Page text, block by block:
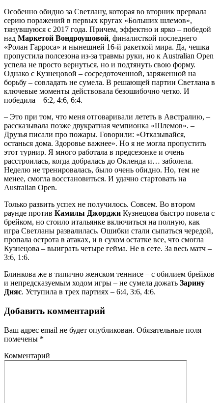
Особенно обидно за Светлану, которая во вторник прервала
серию поражений в первых кругах «Больших шлемов»,
тянувшуюся с 2017 года. Причем, эффектно и ярко – победой
над Маркетой Вондроушовой, финалисткой последнего
«Ролан Гарроса» и нынешней 16-й ракеткой мира. Да, чешка
пропустила полсезона из-за травмы руки, но к Australian Open
успела не просто вернуться, но и подтянуть свою форму.
Однако с Кузнецовой – сосредоточенной, заряженной на
борьбу – совладать не сумела. В решающей партии Светлана в
ключевые моменты действовала безошибочно четко. И
победила – 6:2, 4:6, 6:4.
– Это при том, что меня отговаривали лететь в Австралию, –
рассказывала позже двукратная чемпионка «Шлемов». –
Друзья писали про пожары. Говорили: «Отказывайся,
останься дома. Здоровье важнее». Но я не могла пропустить
этот турнир. Я много работала в предсезонке и очень
расстроилась, когда добралась до Окленда и… заболела.
Неделю не тренировалась, было очень обидно. Но, тем не
менее, смогла восстановиться. И удачно стартовать на
Australian Open.
Только развить успех не получилось. Совсем. Во втором
раунде против Камилы Джорджи Кузнецова быстро повела с
брейком, но стоило итальянке включиться на полную, как
игра Светланы развалилась. Ошибки стали сыпаться чередой,
пропала острота в атаках, и в сухом остатке все, что смогла
Кузнецова – выиграть четыре гейма. Не в сете. За весь матч –
3:6, 1:6.
Блинкова же в типично женском теннисе – с обилием брейков
и непредсказуемым ходом игры – не сумела дожать Зарину
Дияс. Уступила в трех партиях – 6:4, 3:6, 4:6.
Добавить комментарий
Ваш адрес email не будет опубликован. Обязательные поля
помечены *
Комментарий